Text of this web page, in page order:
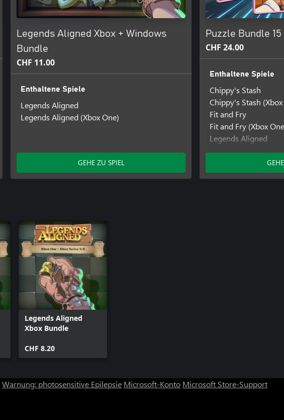
Legends Aligned Xbox + Windows
Bundle
CHF 11.00
Enthaltene Spiele
Legends Aligned
Legends Aligned (Xbox One)
GEHE ZU SPIEL
Puzzle Bundle
CHF 24.00
Enthaltene Spiele
Chippy's Stash
Chippy's Stash
Fit and Fry
Fit and Fry (Xbox
Legends Aligned
Legends Aligned
Mystic Pathways
Mystic Pathways
Legends Aligned
Xbox Bundle
CHF 8.20
Warnung: photosensitive Epilepsie Microsoft-Konto Microsoft Store-Support